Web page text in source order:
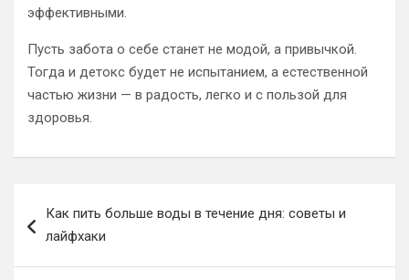
эффективными.
Пусть забота о себе станет не модой, а привычкой.
Тогда и детокс будет не испытанием, а естественной
частью жизни — в радость, легко и с пользой для
здоровья.
по
Как пить больше воды в течение дня: советы и
лайфхаки